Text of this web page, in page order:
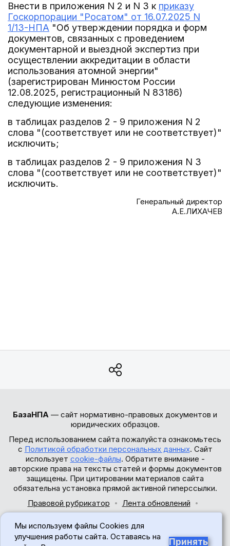
Внести в приложения N 2 и N 3 к приказу
Госкорпорации "Росатом" от 16.07.2025 N
1/13-НПА "Об утверждении порядка и форм
документов, связанных с проведением
документарной и выездной экспертиз при
осуществлении аккредитации в области
использования атомной энергии"
(зарегистрирован Минюстом России
12.08.2025, регистрационный N 83186)
следующие изменения:
в таблицах разделов 2 - 9 приложения N 2
слова "(соответствует или не соответствует)"
исключить;
в таблицах разделов 2 - 9 приложения N 3
слова "(соответствует или не соответствует)"
исключить.
Генеральный директор
А.Е.ЛИХАЧЕВ
БазаНПА — сайт нормативно-правовых документов и
юридических образцов.
Перед использованием сайта пожалуйста ознакомьтесь
с Политикой обработки персональных данных. Сайт
использует cookie-файлы. Обратите внимание -
авторские права на тексты статей и формы документов
защищены. При цитировании материалов сайта
обязательна установка прямой активной гиперссылки.
Правовой рубрикатор
Лента обновлений
© 2017-2026
Мы используем файлы Cookies для
улучшения работы сайта. Оставаясь на
Принять